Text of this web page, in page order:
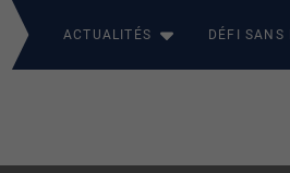
ACTUALITÉS DÉFI SANS